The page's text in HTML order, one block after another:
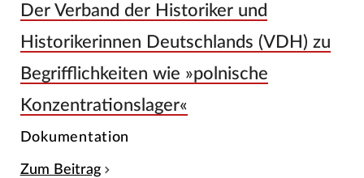
Der Verband der Historiker und
Historikerinnen Deutschlands (VDH) zu
Begrifflichkeiten wie »polnische
Konzentrationslager«
Dokumentation
Zum Beitrag